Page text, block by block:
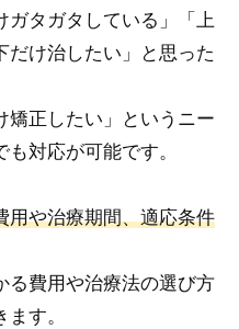
ガタガタしている」「上
だけ治したい」と思った
矯正したい」というニー
対応が可能です。
用や治療期間、適応条件
る費用や治療法の選び方
す。